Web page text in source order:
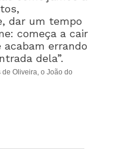
dar um tempo
começa a cair
errando
dela”.
Oliveira, o João do